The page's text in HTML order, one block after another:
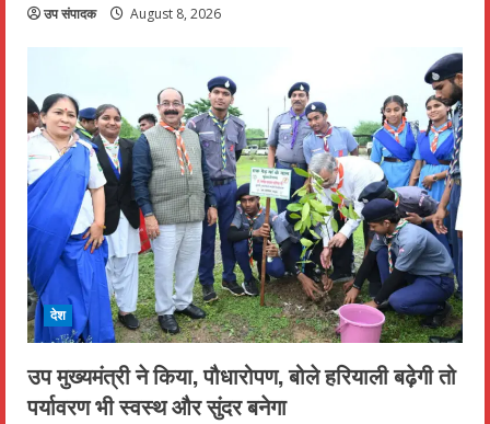
उप संपादक August 8, 2026
देश
उप मुख्यमंत्री ने किया, पौधारोपण, बोले हरियाली बढ़ेगी तो
पर्यावरण भी स्वस्थ और सुंदर बनेगा